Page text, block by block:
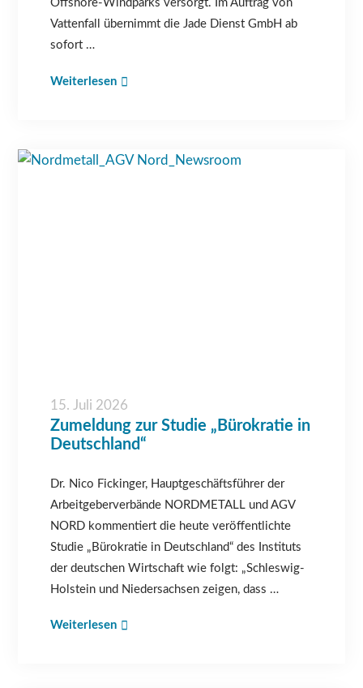
Offshore-Windparks versorgt. Im Auftrag von
Vattenfall übernimmt die Jade Dienst GmbH ab
sofort …
Weiterlesen
15. Juli 2026
Zumeldung zur Studie „Bürokratie in
Deutschland“
Dr. Nico Fickinger, Hauptgeschäftsführer der
Arbeitgeberverbände NORDMETALL und AGV
NORD kommentiert die heute veröffentlichte
Studie „Bürokratie in Deutschland“ des Instituts
der deutschen Wirtschaft wie folgt: „Schleswig-
Holstein und Niedersachsen zeigen, dass …
Weiterlesen